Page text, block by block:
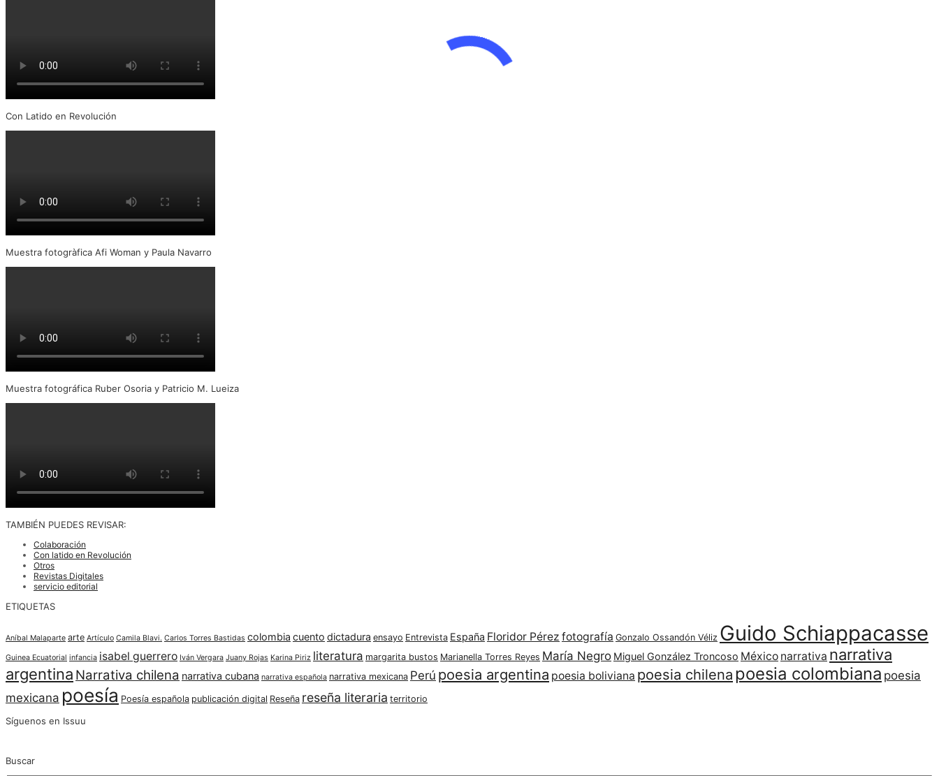
Con Latido en Revolución
Muestra fotogràfica Afi Woman y Paula Navarro
Muestra fotográfica Ruber Osoria y Patricio M. Lueiza
TAMBIÉN PUEDES REVISAR:
Colaboración
Con latido en Revolución
Otros
Revistas Digitales
servicio editorial
ETIQUETAS
Aníbal Malaparte arte Artículo Camila Blavi. Carlos Torres Bastidas colombia cuento dictadura ensayo Entrevista España Floridor Pérez fotografía Gonzalo Ossandón Véliz Guido Schiappacasse
Guinea Ecuatorial infancia isabel guerrero Iván Vergara Juany Rojas Karina Piriz literatura margarita bustos Marianella Torres Reyes María Negro Miguel González Troncoso México narrativa narrativa
argentina Narrativa chilena narrativa cubana narrativa española narrativa mexicana Perú poesia argentina poesia boliviana poesia chilena poesia colombiana poesia
mexicana poesía Poesía española publicación digital Reseña reseña literaria territorio
Síguenos en Issuu
Buscar